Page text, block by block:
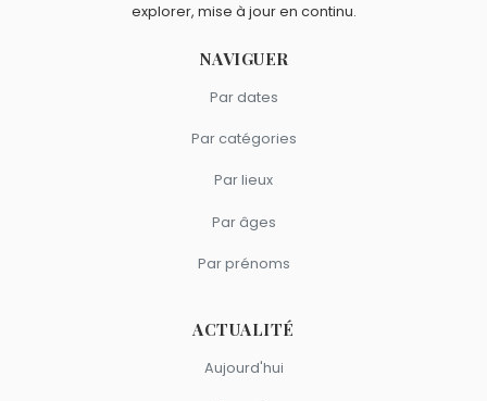
explorer, mise à jour en continu.
NAVIGUER
Par dates
Par catégories
Par lieux
Par âges
Par prénoms
ACTUALITÉ
Aujourd'hui